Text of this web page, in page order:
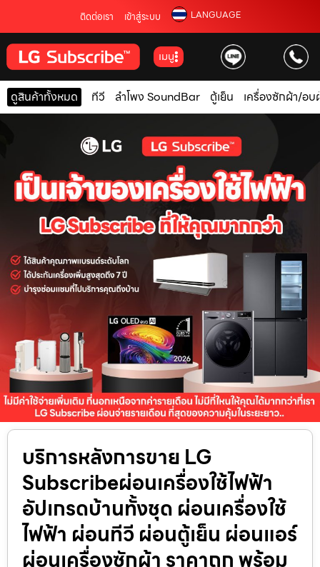
ติดต่อเรา เข้าสู่ระบบ LANGUAGE
เมนู
ดูสินค้าทั้งหมด ทีวี ลำโพง SoundBar ตู้เย็น เครื่องซักผ้า/อบ
บริการหลังการขาย LG
Subscribeผ่อนเครื่องใช้ไฟฟ้า
อัปเกรดบ้านทั้งชุด ผ่อนเครื่องใช้
ไฟฟ้า ผ่อนทีวี ผ่อนตู้เย็น ผ่อนแอร์
ผ่อนเครื่องซักผ้า ราคาถูก พร้อม